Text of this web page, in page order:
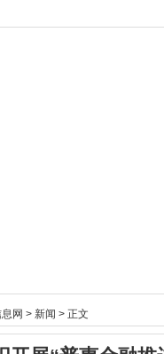
网 > 新闻 > 正文